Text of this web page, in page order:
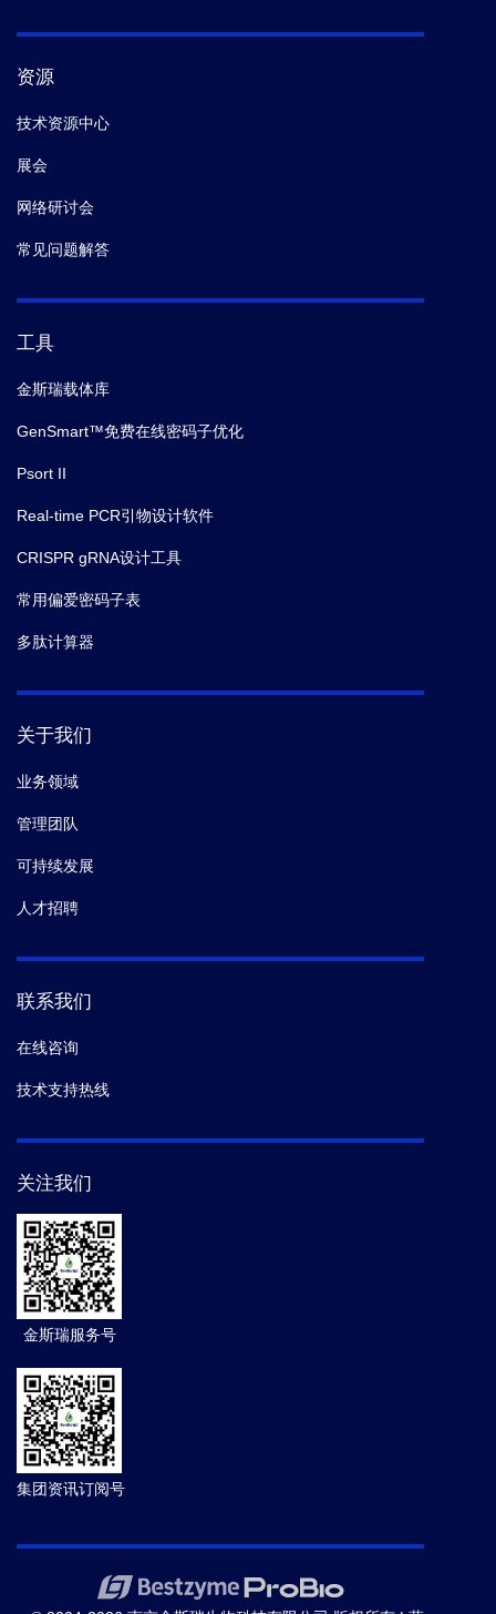
资源
技术资源中心
展会
网络研讨会
常见问题解答
工具
金斯瑞载体库
GenSmart™免费在线密码子优化
Psort II
Real-time PCR引物设计软件
CRISPR gRNA设计工具
常用偏爱密码子表
多肽计算器
关于我们
业务领域
管理团队
可持续发展
人才招聘
联系我们
在线咨询
技术支持热线
关注我们
金斯瑞服务号
集团资讯订阅号